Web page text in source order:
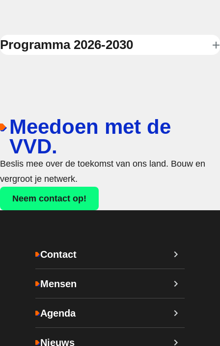
Programma 2026-2030
Meedoen met de
VVD.
Beslis mee over de toekomst van ons land. Bouw en
vergroot je netwerk.
Neem contact op!
Contact
Mensen
Agenda
Nieuws